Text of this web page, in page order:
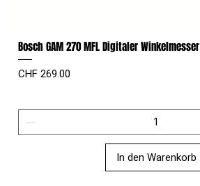
Bosch GAM 270 MFL Digitaler Winkelmesser
Preis
CHF 269.00
In den Warenkorb